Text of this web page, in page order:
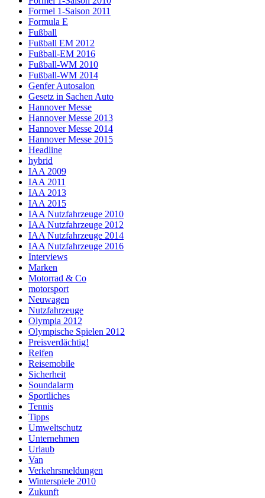
Formel 1-Saison 2011
Formula E
Fußball
Fußball EM 2012
Fußball-EM 2016
Fußball-WM 2010
Fußball-WM 2014
Genfer Autosalon
Gesetz in Sachen Auto
Hannover Messe
Hannover Messe 2013
Hannover Messe 2014
Hannover Messe 2015
Headline
hybrid
IAA 2009
IAA 2011
IAA 2013
IAA 2015
IAA Nutzfahrzeuge 2010
IAA Nutzfahrzeuge 2012
IAA Nutzfahrzeuge 2014
IAA Nutzfahrzeuge 2016
Interviews
Marken
Motorrad & Co
motorsport
Neuwagen
Nutzfahrzeuge
Olympia 2012
Olympische Spielen 2012
Preisverdächtig!
Reifen
Reisemobile
Sicherheit
Soundalarm
Sportliches
Tennis
Tipps
Umweltschutz
Unternehmen
Urlaub
Van
Verkehrsmeldungen
Winterspiele 2010
Zukunft